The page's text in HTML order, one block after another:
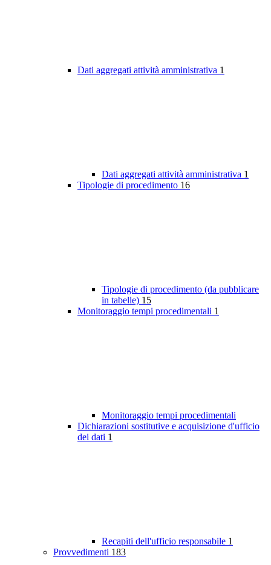
Dati aggregati attività amministrativa 1
Dati aggregati attività amministrativa 1
Tipologie di procedimento 16
Tipologie di procedimento (da pubblicare
in tabelle) 15
Monitoraggio tempi procedimentali 1
Monitoraggio tempi procedimentali
Dichiarazioni sostitutive e acquisizione d'ufficio
dei dati 1
Recapiti dell'ufficio responsabile 1
Provvedimenti 183